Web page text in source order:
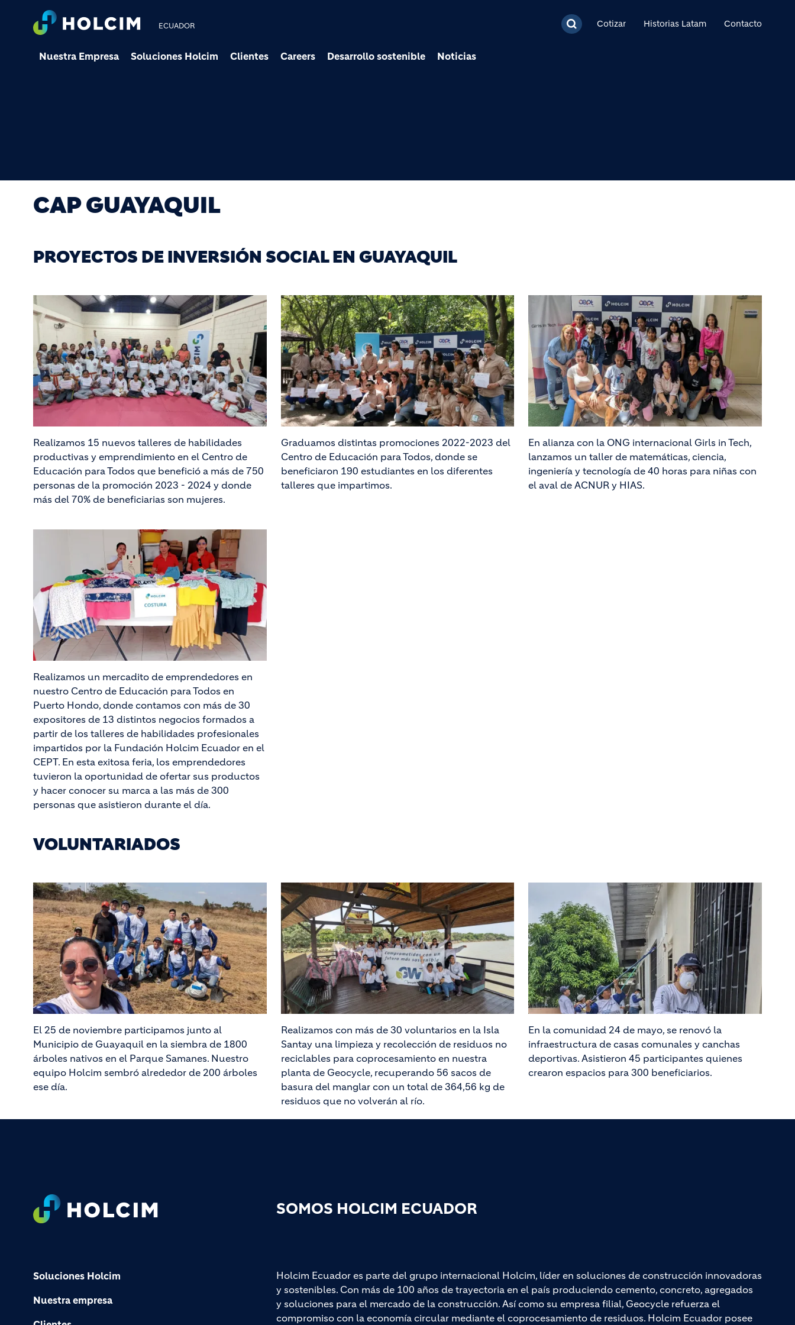
ECUADOR Cotizar Historias Latam Contacto
Nuestra Empresa Soluciones Holcim Clientes Careers Desarrollo sostenible Noticias
CAP GUAYAQUIL
PROYECTOS DE INVERSIÓN SOCIAL EN GUAYAQUIL
Realizamos 15 nuevos talleres de habilidades
productivas y emprendimiento en el Centro de
Educación para Todos que benefició a más de 750
personas de la promoción 2023 - 2024 y donde
más del 70% de beneficiarias son mujeres.
Graduamos distintas promociones 2022-2023 del
Centro de Educación para Todos, donde se
beneficiaron 190 estudiantes en los diferentes
talleres que impartimos.
En alianza con la ONG internacional Girls in Tech,
lanzamos un taller de matemáticas, ciencia,
ingeniería y tecnología de 40 horas para niñas con
el aval de ACNUR y HIAS.
Realizamos un mercadito de emprendedores en
nuestro Centro de Educación para Todos en
Puerto Hondo, donde contamos con más de 30
expositores de 13 distintos negocios formados a
partir de los talleres de habilidades profesionales
impartidos por la Fundación Holcim Ecuador en el
CEPT. En esta exitosa feria, los emprendedores
tuvieron la oportunidad de ofertar sus productos
y hacer conocer su marca a las más de 300
personas que asistieron durante el día.
VOLUNTARIADOS
El 25 de noviembre participamos junto al
Municipio de Guayaquil en la siembra de 1800
árboles nativos en el Parque Samanes. Nuestro
equipo Holcim sembró alrededor de 200 árboles
ese día.
Realizamos con más de 30 voluntarios en la Isla
Santay una limpieza y recolección de residuos no
reciclables para coprocesamiento en nuestra
planta de Geocycle, recuperando 56 sacos de
basura del manglar con un total de 364,56 kg de
residuos que no volverán al río.
En la comunidad 24 de mayo, se renovó la
infraestructura de casas comunales y canchas
deportivas. Asistieron 45 participantes quienes
crearon espacios para 300 beneficiarios.
SOMOS HOLCIM ECUADOR
Soluciones Holcim
Nuestra empresa
Holcim Ecuador es parte del grupo internacional Holcim, líder en soluciones de construcción innovadoras
y sostenibles. Con más de 100 años de trayectoria en el país produciendo cemento, concreto, agregados
y soluciones para el mercado de la construcción. Así como su empresa filial, Geocycle refuerza el
compromiso con la economía circular mediante el coprocesamiento de residuos. Holcim Ecuador posee